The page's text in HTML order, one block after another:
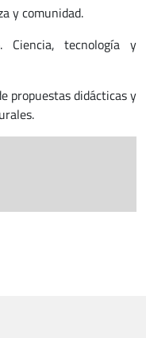
y comunidad.
Ciencia, tecnología y
propuestas didácticas y